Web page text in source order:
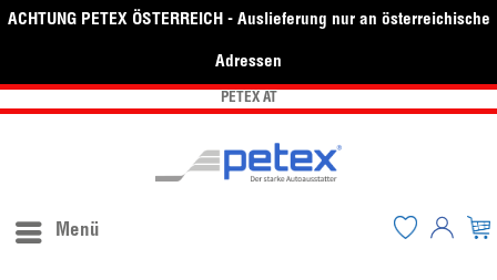
ACHTUNG PETEX ÖSTERREICH - Auslieferung nur an österreichische
Adressen
PETEX AT
Menü